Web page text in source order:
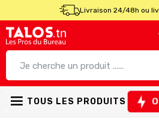
Livraison 24/48h ou
TOUS LES PRODUITS